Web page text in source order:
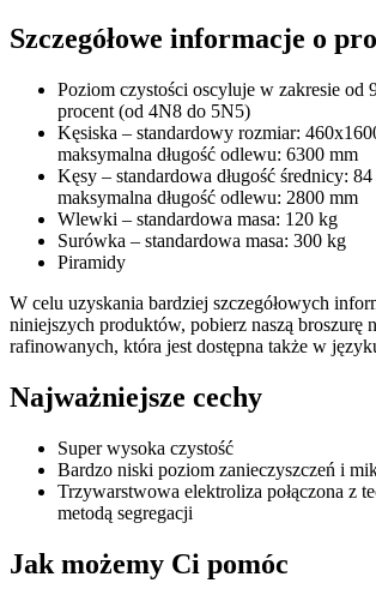
Szczegółowe informacje o
Poziom czystości oscyluje w zakresie od
procent (od 4N8 do 5N5)
Kęsiska – standardowy rozmiar:
maksymalna długość odlewu: 6300 mm
Kęsy – standardowa długość średnicy:
maksymalna długość odlewu: 2800 mm
Wlewki – standardowa masa: 120 kg
Surówka – standardowa masa: 300 kg
Piramidy
W celu uzyskania bardziej szczegółowych
niniejszych produktów, pobierz naszą broszurę
rafinowanych, która jest dostępna także w
Najważniejsze cechy
Super wysoka czystość
Bardzo niski poziom zanieczyszczeń i
Trzywarstwowa elektroliza połączona z
metodą segregacji
Jak możemy Ci pomóc